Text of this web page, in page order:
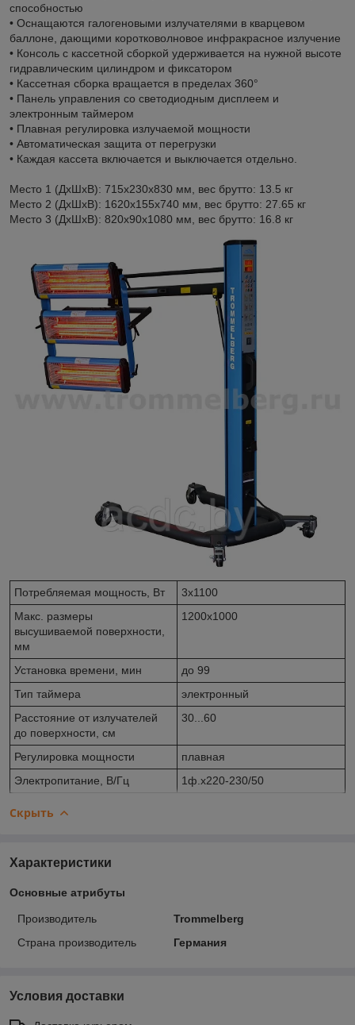
способностью
• Оснащаются галогеновыми излучателями в кварцевом
баллоне, дающими коротковолновое инфракрасное излучение
• Консоль с кассетной сборкой удерживается на нужной высоте
гидравлическим цилиндром и фиксатором
• Кассетная сборка вращается в пределах 360°
• Панель управления со светодиодным дисплеем и
электронным таймером
• Плавная регулировка излучаемой мощности
• Автоматическая защита от перегрузки
• Каждая кассета включается и выключается отдельно.
Место 1 (ДхШхВ): 715х230х830 мм, вес брутто: 13.5 кг
Место 2 (ДхШхВ): 1620х155х740 мм, вес брутто: 27.65 кг
Место 3 (ДхШхВ): 820х90х1080 мм, вес брутто: 16.8 кг
Потребляемая мощность, Вт
3x1100
Макс. размеры
высушиваемой поверхности,
мм
1200х1000
Установка времени, мин
до 99
Тип таймера
электронный
Расстояние от излучателей
до поверхности, см
30...60
Регулировка мощности
плавная
Электропитание, В/Гц
1ф.х220-230/50
Скрыть
Характеристики
Основные атрибуты
Производитель
Trommelberg
Страна производитель
Германия
Условия доставки